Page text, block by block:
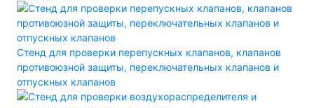
Стенд для проверки перепускных клапанов, клапанов
противоюзной защиты, переключательных клапанов и
отпускных клапанов